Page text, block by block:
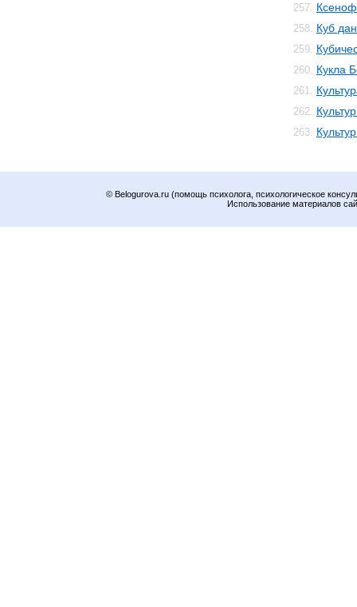
257.
258. Куб
259.
260. Кукла
261.
262.
263.
© Belogurova.ru (помощь психолога, психологическое
Использование материалов